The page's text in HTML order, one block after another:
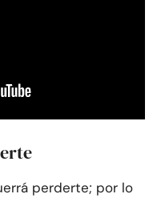
perderte; por lo